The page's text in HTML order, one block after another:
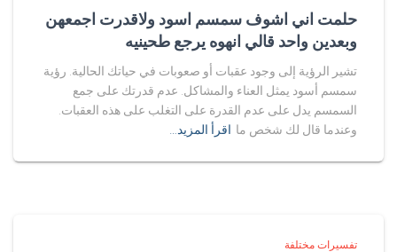
حلمت اني اشوف سمسم اسود ولاقدرت اجمعهن
وبعدين واحد قالي انهوه يرجع طحينيه
تشير الرؤية إلى وجود عقبات أو صعوبات في حياتك الحالية. رؤية
سمسم أسود يمثل العناء والمشاكل. عدم قدرتك على جمع
السمسم يدل على عدم القدرة على التغلب على هذه العقبات.
وعندما قال لك شخص ما اقرأ المزيد…
تفسيرات مختلفة